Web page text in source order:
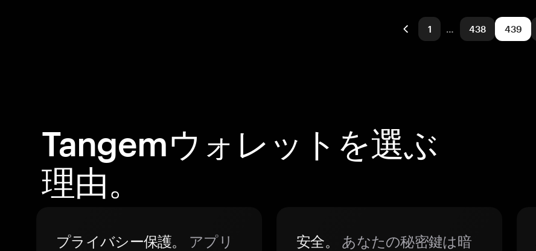
1 … 438 439
Tangemウォレットを選ぶ
理由。
プライバシー保護。
アプリ
安全。
あなたの秘密鍵は暗